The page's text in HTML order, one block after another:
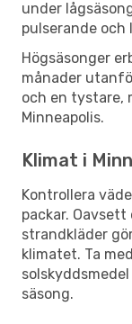
under
pulserande och
Högsäsonger
månader
och en tystare,
Minneapolis.
Klimat i
Kontrollera
packar.
strandkläder
klimatet. Ta
säsong.